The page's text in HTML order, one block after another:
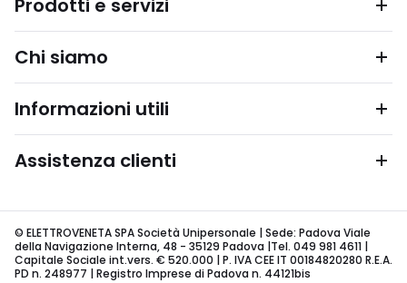
Prodotti e servizi
Chi siamo
Informazioni utili
Assistenza clienti
© ELETTROVENETA SPA Società Unipersonale | Sede: Padova Viale
della Navigazione Interna, 48 - 35129 Padova |Tel. 049 981 4611 |
Capitale Sociale int.vers. € 520.000 | P. IVA CEE IT 00184820280 R.E.A.
PD n. 248977 | Registro Imprese di Padova n. 44121bis